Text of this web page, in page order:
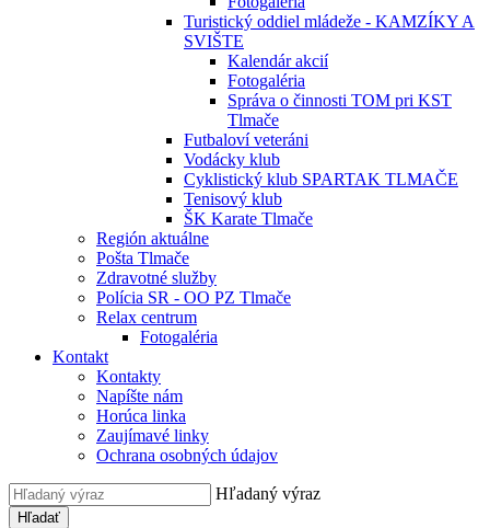
Turistický oddiel mládeže - KAMZÍKY A
SVIŠTE
Kalendár akcií
Fotogaléria
Správa o činnosti TOM pri KST
Tlmače
Futbaloví veteráni
Vodácky klub
Cyklistický klub SPARTAK TLMAČE
Tenisový klub
ŠK Karate Tlmače
Región aktuálne
Pošta Tlmače
Zdravotné služby
Polícia SR - OO PZ Tlmače
Relax centrum
Fotogaléria
Kontakt
Kontakty
Napíšte nám
Horúca linka
Zaujímavé linky
Ochrana osobných údajov
Hľadaný výraz
Hľadať